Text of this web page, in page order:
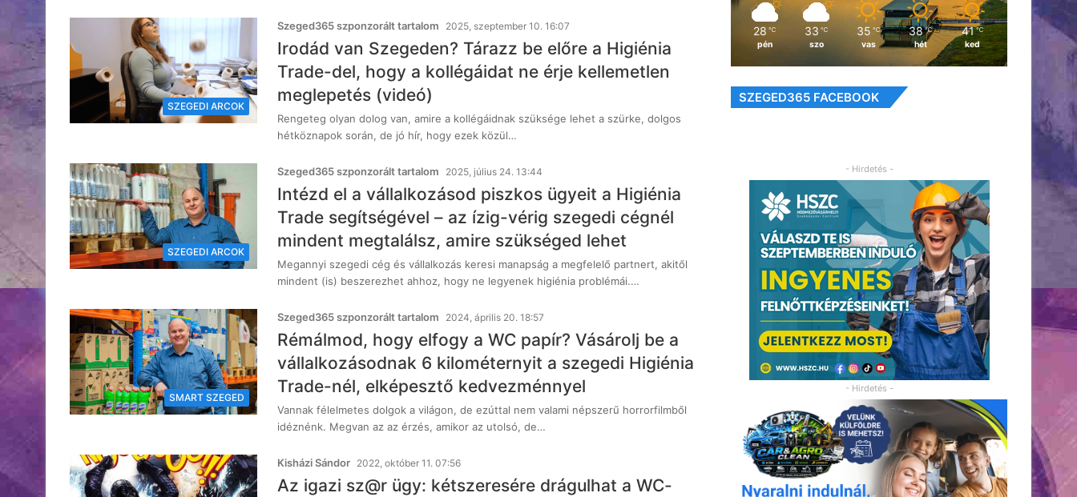
SZEGEDI ARCOK
Szeged365 szponzorált tartalom 2025, szeptember 10. 16:07
Irodád van Szegeden? Tárazz be előre a Higiénia
Trade-del, hogy a kollégáidat ne érje kellemetlen
meglepetés (videó)
Rengeteg olyan dolog van, amire a kollégáidnak szüksége lehet a szürke, dolgos
hétköznapok során, de jó hír, hogy ezek közül…
SZEGEDI ARCOK
Szeged365 szponzorált tartalom 2025, július 24. 13:44
Intézd el a vállalkozásod piszkos ügyeit a Higiénia
Trade segítségével – az ízig-vérig szegedi cégnél
mindent megtalálsz, amire szükséged lehet
Megannyi szegedi cég és vállalkozás keresi manapság a megfelelő partnert, akitől
mindent (is) beszerezhet ahhoz, hogy ne legyenek higiénia problémái.…
SMART SZEGED
Szeged365 szponzorált tartalom 2024, április 20. 18:57
Rémálmod, hogy elfogy a WC papír? Vásárolj be a
vállalkozásodnak 6 kilométernyit a szegedi Higiénia
Trade-nél, elképesztő kedvezménnyel
Vannak félelmetes dolgok a világon, de ezúttal nem valami népszerű horrorfilmből
idéznénk. Megvan az az érzés, amikor az utolsó, de…
Kisházi Sándor 2022, október 11. 07:56
Az igazi sz@r ügy: kétszeresére drágulhat a WC-
28 ℃
pén
33 ℃
szo
35 ℃
vas
38 ℃
hét
41 ℃
ked
SZEGED365 FACEBOOK
- Hirdetés -
- Hirdetés -